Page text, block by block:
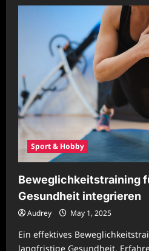
Verbesserung
sportlicher
Leistungen
Sport & Hobby
Beweglichkeitstraining
Gesundheit integrieren
Audrey May 1, 2025
Ein effektives
langfristige Gesundheit.